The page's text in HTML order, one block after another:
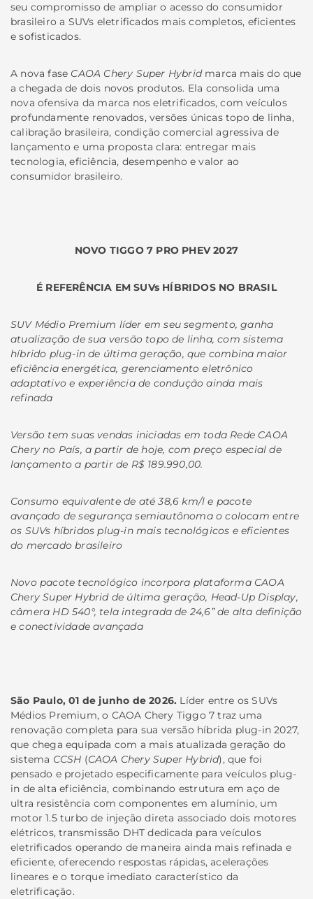
seu compromisso de ampliar o acesso do consumidor
brasileiro a SUVs eletrificados mais completos, eficientes
e sofisticados.
A nova fase CAOA Chery Super Hybridmarca mais do que
a chegada de dois novos produtos. Ela consolida uma
nova ofensiva da marca nos eletrificados, com veículos
profundamente renovados, versões únicas topo de linha,
calibração brasileira, condição comercial agressiva de
lançamento e uma proposta clara: entregar mais
tecnologia, eficiência, desempenho e valor ao
consumidor brasileiro.
NOVO TIGGO 7 PRO PHEV 2027
É REFERÊNCIA EM SUVs HÍBRIDOS NO BRASIL
SUV Médio Premium líder em seu segmento, ganha
atualização de sua versão topo de linha, com sistema
híbrido plug-in de última geração, que combina maior
eficiência energética, gerenciamento eletrônico
adaptativo e experiência de condução ainda mais
refinada
Versão tem suas vendas iniciadas em toda Rede CAOA
Chery no País, a partir de hoje, com preço especial de
lançamento a partir de R$ 189.990,00.
Consumo equivalente de até 38,6 km/l e pacote
avançado de segurança semiautônoma o colocam entre
os SUVs híbridos plug-in mais tecnológicos e eficientes
do mercado brasileiro
Novo pacote tecnológico incorpora plataforma CAOA
Chery Super Hybrid de última geração, Head-Up Display,
câmera HD 540°, tela integrada de 24,6” de alta definição
e conectividade avançada
São Paulo, 01 de junho de 2026. Líder entre os SUVs
Médios Premium, o CAOA Chery Tiggo 7 traz uma
renovação completa para sua versão híbrida plug-in 2027,
que chega equipada com a mais atualizada geração do
sistema CCSH (CAOA Chery Super Hybrid), que foi
pensado e projetado especificamente para veículos plug-
in de alta eficiência, combinando estrutura em aço de
ultra resistência com componentes em alumínio, um
motor 1.5 turbo de injeção direta associado dois motores
elétricos, transmissão DHT dedicada para veículos
eletrificados operando de maneira ainda mais refinada e
eficiente, oferecendo respostas rápidas, acelerações
lineares e o torque imediato característico da
eletrificação.